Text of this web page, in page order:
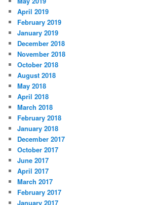
April 2019
February 2019
January 2019
December 2018
November 2018
October 2018
August 2018
May 2018
April 2018
March 2018
February 2018
January 2018
December 2017
October 2017
June 2017
April 2017
March 2017
February 2017
January 2017